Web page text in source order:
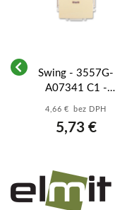
Swing - 3557G-
A07341 C1 -
Prepínač 7So,
krémová
4,66 € bez DPH
5,73 €